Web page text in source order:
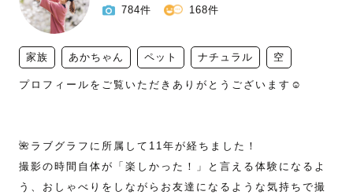
784件 168件
家族 あかちゃん ペット ナチュラル 空
プロフィールをご覧いただきありがとうございます☺️
🌺ラブグラフに所属して11年が経ちました！
撮影の時間自体が「楽しかった！」と言える体験になるよ
う、おしゃべりをしながらお友達になるような気持ちで撮